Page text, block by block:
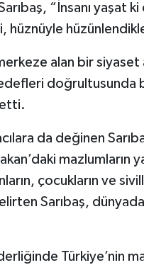
“İnsanı yaşat ki
hüznüyle
alan bir siyaset
da değinen
mazlumların
çocukların ve
belirten Sarıbaş,
Türkiye’nin